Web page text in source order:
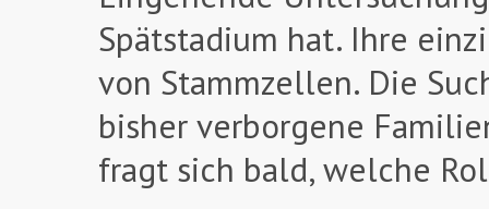
Spätstadium hat. Ihre
von Stammzellen. Die
bisher verborgene
fragt sich bald, welche